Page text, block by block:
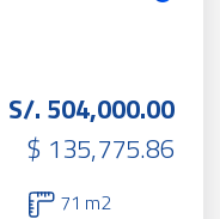
S/. 504,000.00
$ 135,775.86
71 m2